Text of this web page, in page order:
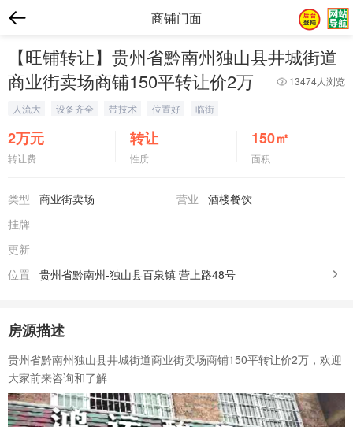
商铺门面
【旺铺转让】贵州省黔南州独山县井城街道
商业街卖场商铺150平转让价2万
13474人浏览
人流大 设备齐全 带技术 位置好 临街
2万元
转让费
转让
性质
150㎡
面积
类型 商业街卖场 营业
酒楼餐饮
挂牌
更新
位置
贵州省黔南州-独山县百泉镇 营上路48号
房源描述
贵州省黔南州独山县井城街道商业街卖场商铺150平转让价2万，欢迎
大家前来咨询和了解